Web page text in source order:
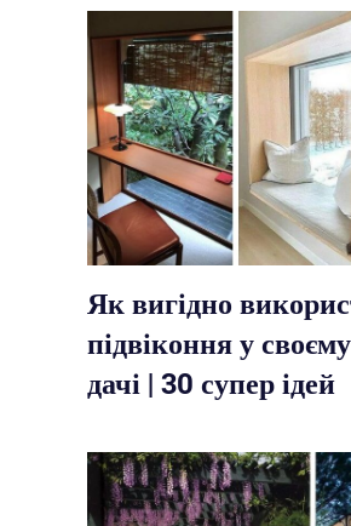
Як вигідно
підвіконня у
дачі | 30 супер ідей